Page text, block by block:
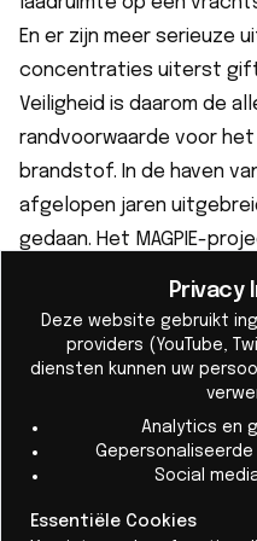
En er zijn meer serieuze
concentraties uiterst
Veiligheid is daarom de
randvoorwaarde voor
brandstof. In de haven
afgelopen jaren
gedaan. Het MAGPIE-
een drukke
gebeurt onder strikte
gespecialiseerde
Port Readiness Level
wetgeving te toetsen🔗︎
gelden er aanzienlijk
Privacy
Deze website gebruikt
providers (YouTube,
diensten kunnen uw
Analytics en
Social
Essentiële Cookies